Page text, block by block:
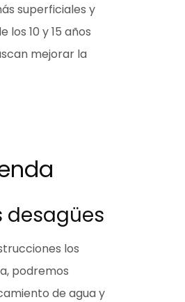
superficiales y
los 10 y 15 años
mejorar la
desagües
los
podremos
de agua y